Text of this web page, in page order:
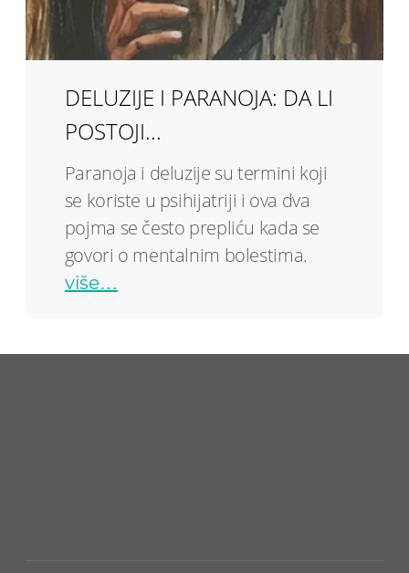
DELUZIJE I PARANOJA: DA LI
POSTOJI...
Paranoja i deluzije su termini koji
se koriste u psihijatriji i ova dva
pojma se često prepliću kada se
govori o mentalnim bolestima.
više…